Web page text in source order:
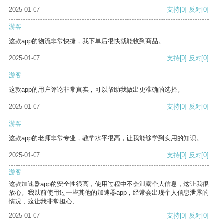
2025-01-07
支持[0] 反对[0]
游客
这款app的物流非常快捷，我下单后很快就能收到商品。
2025-01-07 支持[0] 反对[0]
游客
这款app的用户评论非常真实，可以帮助我做出更准确的选择。
2025-01-07 支持[0] 反对[0]
游客
这款app的老师非常专业，教学水平很高，让我能够学到实用的知识。
2025-01-07 支持[0] 反对[0]
游客
这款加速器app的安全性很高，使用过程中不会泄露个人信息，这让我很
放心。我以前使用过一些其他的加速器app，经常会出现个人信息泄露的
情况，这让我非常担心。
2025-01-07
支持[0] 反对[0]